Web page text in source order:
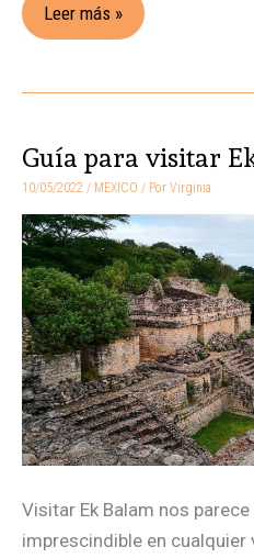
Leer más »
Guía para visitar
10/05/2022 / MEXICO / Por Virginia
Visitar Ek Balam nos
imprescindible en cualquier
Guía
para
visitar
Ek
Balam